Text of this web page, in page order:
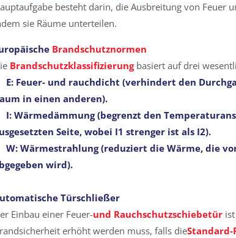
besteht darin, die Ausbreitung von Feuer
sie Räume unterteilen.
Brandschutznormen
Brandschutzklassifizierungbasiert auf drei
E: Feuer- und rauchdicht (verhindert den
in einen anderen).
I: Wärmedämmung (begrenzt den
Seite, wobei I1 strenger ist als I2).
W: Wärmestrahlung (reduziert die Wärme, die
wird).
Türschließer
Einbau einer Feuer-und Rauchschutzschiebetür
erhöht werden muss, falls dieStandard-